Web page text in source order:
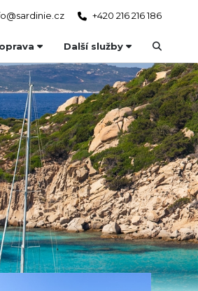
+420 216 216 186
Další služby